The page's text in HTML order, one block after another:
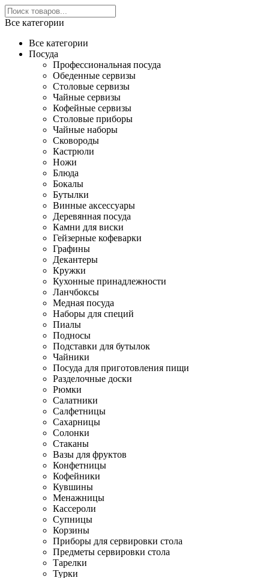
Все категории
Все категории
Посуда
Профессиональная посуда
Обеденные сервизы
Столовые сервизы
Чайные сервизы
Кофейные сервизы
Столовые приборы
Чайные наборы
Сковороды
Кастрюли
Ножи
Блюда
Бокалы
Бутылки
Винные аксессуары
Деревянная посуда
Камни для виски
Гейзерные кофеварки
Графины
Декантеры
Кружки
Кухонные принадлежности
Ланчбоксы
Медная посуда
Наборы для специй
Пиалы
Подносы
Подставки для бутылок
Чайники
Посуда для приготовления пищи
Разделочные доски
Рюмки
Салатники
Салфетницы
Сахарницы
Солонки
Стаканы
Вазы для фруктов
Конфетницы
Кофейники
Кувшины
Менажницы
Кассероли
Супницы
Корзины
Приборы для сервировки стола
Предметы сервировки стола
Тарелки
Турки